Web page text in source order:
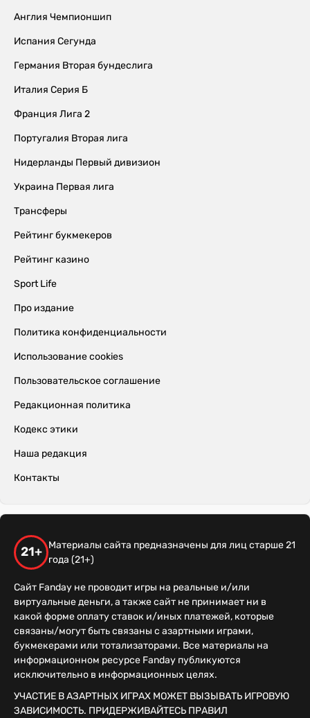
Англия Чемпионшип
Испания Сегунда
Германия Вторая бундеслига
Италия Серия Б
Франция Лига 2
Португалия Вторая лига
Нидерланды Первый дивизион
Украина Первая лига
Трансферы
Рейтинг букмекеров
Рейтинг казино
Sport Life
Про издание
Политика конфиденциальности
Использование cookies
Пользовательское соглашение
Редакционная политика
Кодекс этики
Наша редакция
Контакты
21+
Материалы сайта предназначены для лиц старше 21
года (21+)
Сайт Fanday не проводит игры на реальные и/или
виртуальные деньги, а также сайт не принимает ни в
какой форме оплату ставок и/иных платежей, которые
связаны/могут быть связаны с азартными играми,
букмекерами или тотализаторами. Все материалы на
информационном ресурсе Fanday публикуются
исключительно в информационных целях.
УЧАСТИЕ В АЗАРТНЫХ ИГРАХ МОЖЕТ ВЫЗЫВАТЬ ИГРОВУЮ
ЗАВИСИМОСТЬ. ПРИДЕРЖИВАЙТЕСЬ ПРАВИЛ